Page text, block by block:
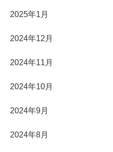
2025年1月
2024年12月
2024年11月
2024年10月
2024年9月
2024年8月